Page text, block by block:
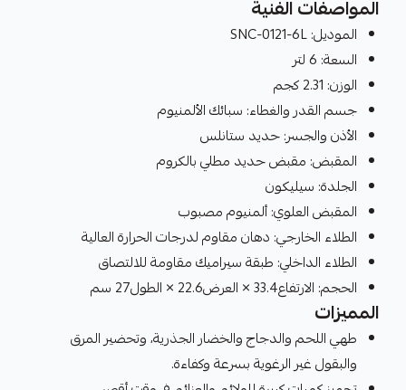
المواصفات الفنية
الموديل: SNC-0121-6L
السعة: 6 لتر
الوزن: 2.31 كجم
جسم القدر والغطاء: سبائك الألمنيوم
الأذن والجسر: حديد ستانلس
المقبض: مقبض حديد مطلي بالكروم
الجلدة: سيليكون
المقبض العلوي: ألمنيوم مصبوب
الطلاء الخارجي: دهان مقاوم لدرجات الحرارة العالية
الطلاء الداخلي: طبقة سيراميك مقاومة للالتصاق
الحجم: الارتفاع33.4 × العرض22.6 × الطول27 سم
المميزات
طهي اللحم والدجاج والخضار الجذرية، وتحضير المرق
والبقول غير الرغوية بسرعة وكفاءة.